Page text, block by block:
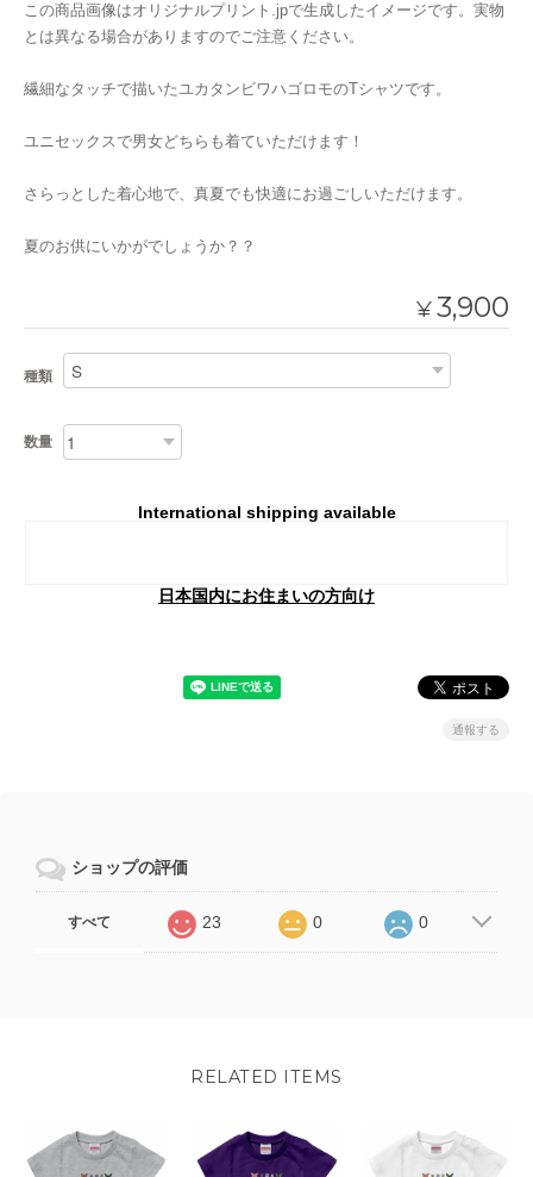
この商品画像はオリジナルプリント.jpで生成したイメージです。実物
とは異なる場合がありますのでご注意ください。
繊細なタッチで描いたユカタンビワハゴロモのTシャツです。
ユニセックスで男女どちらも着ていただけます！
さらっとした着心地で、真夏でも快適にお過ごしいただけます。
夏のお供にいかがでしょうか？？
¥3,900
種類
数量
International shipping available
日本国内にお住まいの方向け
通報する
ショップの評価
すべて 23 0 0
RELATED ITEMS